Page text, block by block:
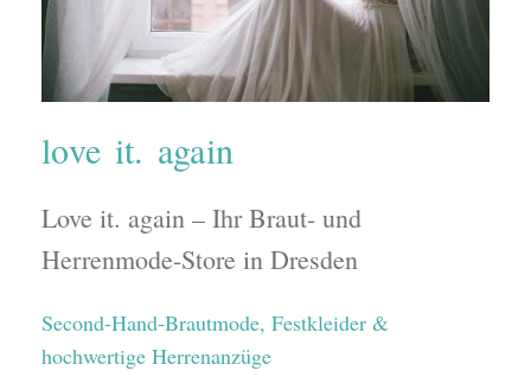
love it. again
Love it. again – Ihr Braut- und
Herrenmode-Store in Dresden
Second-Hand-Brautmode, Festkleider &
hochwertige Herrenanzüge